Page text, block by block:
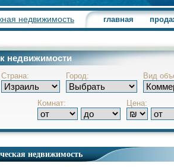
недвижимость главная
недвижимости
Страна: Город: Вид
Комнат: Цена:
недвижимость